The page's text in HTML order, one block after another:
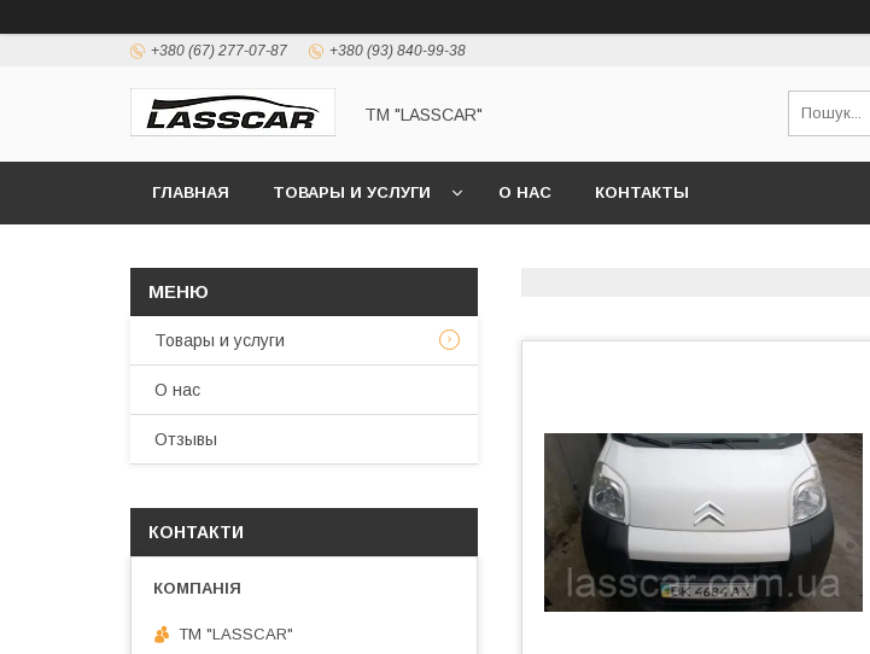
+380 (67) 277-07-87 +380 (93) 840-99-38
ТМ "LASSCAR"
ГЛАВНАЯ ТОВАРЫ И УСЛУГИ О НАС КОНТАКТЫ
Товары и услуги
О нас
Отзывы
КОНТАКТИ
ТМ "LASSCAR"